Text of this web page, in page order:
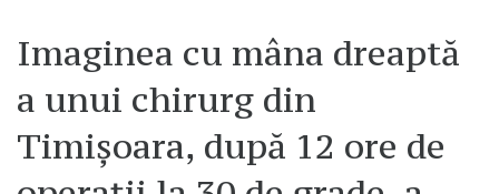
Imaginea cu mâna dreaptă
a unui chirurg din
Timișoara, după 12 ore de